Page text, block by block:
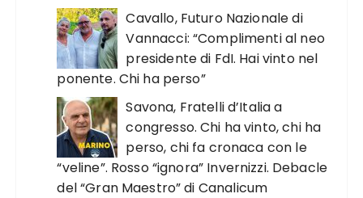
Cavallo, Futuro Nazionale di
Vannacci: “Complimenti al neo
presidente di FdI. Hai vinto nel
ponente. Chi ha perso”
Savona, Fratelli d’Italia a
congresso. Chi ha vinto, chi ha
perso, chi fa cronaca con le
“veline”. Rosso “ignora” Invernizzi. Debacle
del “Gran Maestro” di Canalicum